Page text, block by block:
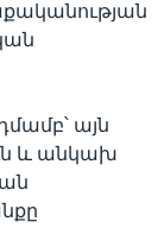
այն
և անկախ